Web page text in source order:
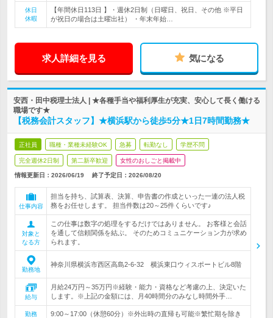
休日
休暇
【年間休日113日 】・週休2日制（日曜日、祝日、その他 ※平日
が祝日の場合は土曜出社） ・年末年始…
求人詳細を見る 気になる
安西・田中税理士法人 | ★各種手当や福利厚生が充実、安心して長く働ける
職場です★
【税務会計スタッフ】★横浜駅から徒歩5分★1日7時間勤務★
正社員 職種・業種未経験OK 急募 転勤なし 学歴不問
完全週休2日制 第二新卒歓迎 女性のおしごと掲載中
情報更新日：2026/06/19 終了予定日： 2026/08/20
仕事内容
担当を持ち、試算表、決算、申告書の作成といった一連の法人税
務をお任せします。 担当件数は20～25件くらいです♪
対象と
なる方
この仕事は数字の処理をするだけではありません。 お客様と会話
を通して信頼関係を結ぶ。 そのためコミュニケーション力が求め
られます。
勤務地
神奈川県横浜市西区高島2-6-32 横浜東口ウィスポートビル8階
給与
月給24万円～35万円※経験・能力・資格など考慮の上、決定いた
します。※上記の金額には、月40時間分のみなし時間外手…
勤務
9:00～17:00（休憩60分）※外出時の直帰も可能※繁忙期を除き